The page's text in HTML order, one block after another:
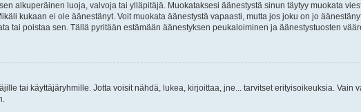
alkuperäinen luoja, valvoja tai ylläpitäjä. Muokataksesi äänestystä sinun täytyy muokata
kukaan ei ole äänestänyt. Voit muokata äänestystä vapaasti, mutta jos joku on jo
tai poistaa sen. Tällä pyritään estämään äänestyksen peukaloiminen ja äänestystuosten
tai käyttäjäryhmille. Jotta voisit nähdä, lukea, kirjoittaa, jne... tarvitset erityisoikeuksia. Vain